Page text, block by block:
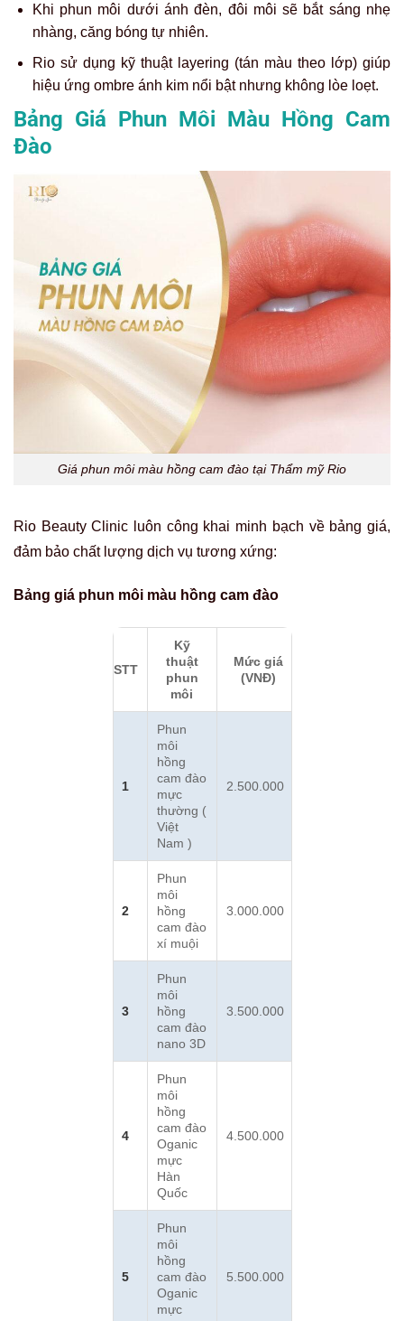
Khi phun môi dưới ánh đèn, đôi môi sẽ bắt sáng nhẹ
nhàng, căng bóng tự nhiên.
Rio sử dụng kỹ thuật layering (tán màu theo lớp) giúp
hiệu ứng ombre ánh kim nổi bật nhưng không lòe loẹt.
Bảng Giá Phun Môi Màu Hồng Cam
Đào
Giá phun môi màu hồng cam đào tại Thẩm mỹ Rio
Rio Beauty Clinic luôn công khai minh bạch về bảng giá,
đảm bảo chất lượng dịch vụ tương xứng:
Bảng giá phun môi màu hồng cam đào
STT
Kỹ
thuật
phun
môi
Mức giá
(VNĐ)
1
Phun
môi
hồng
cam đào
mực
thường (
Việt
Nam )
2.500.000
2
Phun
môi
hồng
cam đào
xí muội
3.000.000
3
Phun
môi
hồng
cam đào
nano 3D
3.500.000
4
Phun
môi
hồng
cam đào
Oganic
mực
Hàn
Quốc
4.500.000
5
Phun
môi
hồng
cam đào
Oganic
mực
5.500.000